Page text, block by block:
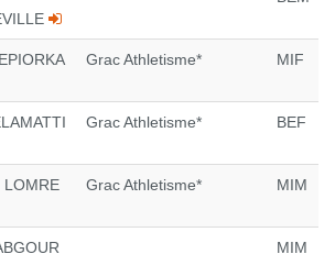
Grac Athletisme* MIF
Grac Athletisme* BEF
LOMRE Grac Athletisme* MIM
MIM